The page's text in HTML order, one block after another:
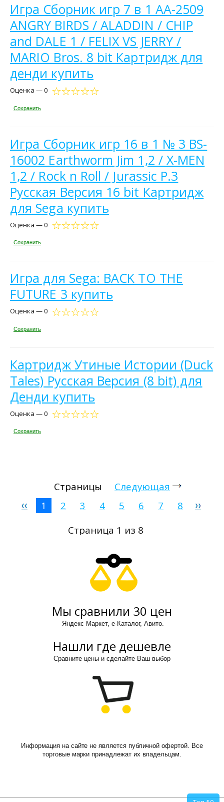
Игра Сборник игр 7 в 1 AA-2509
ANGRY BIRDS / ALADDIN / CHIP
and DALE 1 / FELIX VS JERRY /
MARIO Bros. 8 bit Картридж для
денди купить
Оценка — 0
Сохранить
Игра Сборник игр 16 в 1 № 3 BS-
16002 Earthworm Jim 1,2 / X-MEN
1,2 / Rock n Roll / Jurassic P.3
Русская Версия 16 bit Картридж
для Sega купить
Оценка — 0
Сохранить
Игра для Sega: BACK TO THE
FUTURE 3 купить
Оценка — 0
Сохранить
Картридж Утиные Истории (Duck
Tales) Русская Версия (8 bit) для
Денди купить
Оценка — 0
Сохранить
Страницы
Следующая
1
2 3 4 5 6 7
8
Страница 1 из 8
Мы сравнили 30 цен
Яндекс Маркет, е-Каталог, Авито.
Нашли где дешевле
Сравните цены и сделайте Ваш выбор
Информация на сайте не является публичной офертой. Все
торговые марки принадлежат их владельцам.